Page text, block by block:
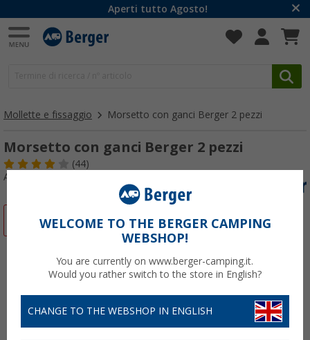
Aperti tutto Agosto!
Mollette e fissaggio Morsetto con ganci Berger 2 pezzi
Morsetto con ganci Berger 2 pezzi
(44)
Articolo n: 424440
-20%WELCOME TO THE BERGER CAMPING
WEBSHOP!
You are currently on www.berger-camping.it.
Would you rather switch to the store in English?
CHANGE TO THE WEBSHOP IN ENGLISH